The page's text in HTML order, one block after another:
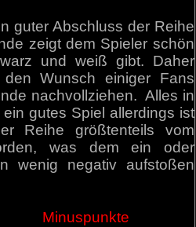
guter Abschluss der Reihe
zeigt dem Spieler schön
und weiß gibt. Daher
Wunsch einiger Fans
nachvollziehen. Alles in
gutes Spiel allerdings ist
Reihe größtenteils vom
was dem ein oder
wenig negativ aufstoßen
Minuspunkte